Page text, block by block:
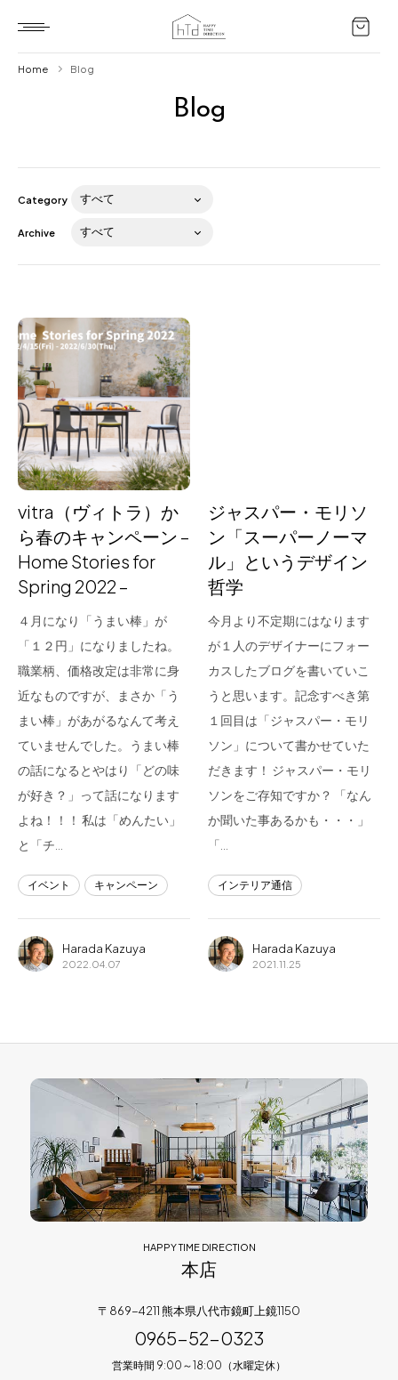
Blog
About us
for Business
Recruit
Contact
フラッグシップストア
0965-52-0323
熊本店
096-274-8175
Arv
0965-45-9282
Blog
Home Blog
Category
Archive
vitra（ヴィトラ）か
ら春のキャンペーン –
Home Stories for
Spring 2022 –
４月になり「うまい棒」が
「１２円」になりましたね。
職業柄、価格改定は非常に身
近なものですが、まさか「う
まい棒」があがるなんて考え
ていませんでした。うまい棒
の話になるとやはり「どの味
が好き？」って話になります
よね！！！ 私は「めんたい」
と「チ…
イベント キャンペーン
Harada Kazuya
2022.04.07
ジャスパー・モリソ
ン「スーパーノーマ
ル」というデザイン
哲学
今月より不定期にはなります
が１人のデザイナーにフォー
カスしたブログを書いていこ
うと思います。記念すべき第
１回目は「ジャスパー・モリ
ソン」について書かせていた
だきます！ ジャスパー・モリ
ソンをご存知ですか？ 「なん
か聞いた事あるかも・・・」
「…
インテリア通信
Harada Kazuya
2021.11.25
HAPPY TIME DIRECTION
本店
〒869-4211 熊本県八代市鏡町上鏡1150
0965-52-0323
営業時間 9:00～18:00（水曜定休）